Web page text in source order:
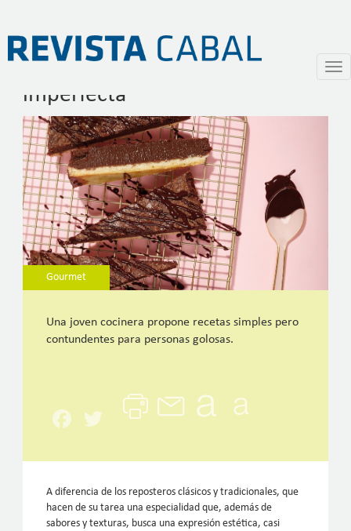
Pasar
contenido
Las virtudes de la pastelería
imperfecta
Gourmet
Una joven cocinera propone recetas simples pero
contundentes para personas golosas.
Facebook
Twitter
A diferencia de los reposteros clásicos y tradicionales, que
hacen de su tarea una especialidad que, además de
sabores y texturas, busca una expresión estética, casi